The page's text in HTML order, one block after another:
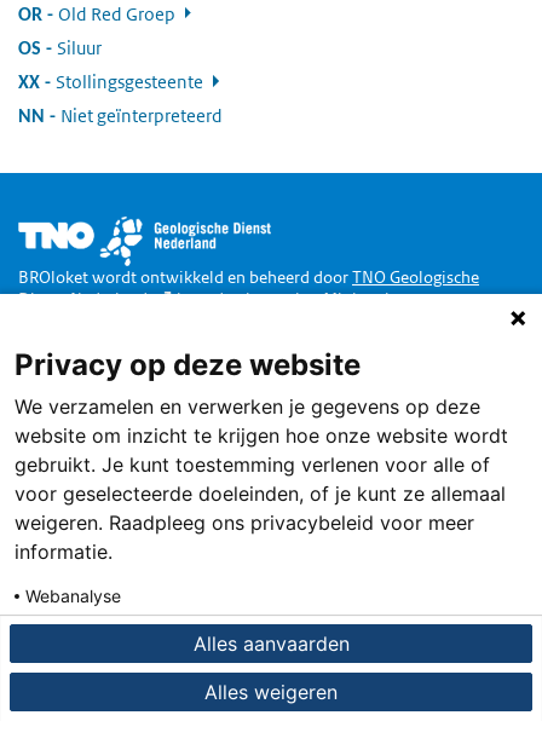
OR Old Red Groep
OS Siluur
XX Stollingsgesteente
NN Niet geïnterpreteerd
Afbeelding
BROloket wordt ontwikkeld en beheerd doorTNO Geologische
Dienst Nederland
in opdracht van hetMinisterie van
Doe mee
Dankzij de Wet Basisregistratie Ondergrond zijn alle publieke
gegevens van de Nederlandse ondergrond toegankelijk via een loket,
het BROloket.
Ook jij kunt daarbij helpen
Service
Terugmelden
Over deze site
Privacy en cookies
Privacy op deze website
We verzamelen en verwerken je gegevens op deze
website om inzicht te krijgen hoe onze website wordt
gebruikt. Je kunt toestemming verlenen voor alle of
voor geselecteerde doeleinden, of je kunt ze allemaal
weigeren. Raadpleeg ons privacybeleid voor meer
informatie.
Webanalyse
Alles aanvaarden
Alles weigeren
Privacybeleid